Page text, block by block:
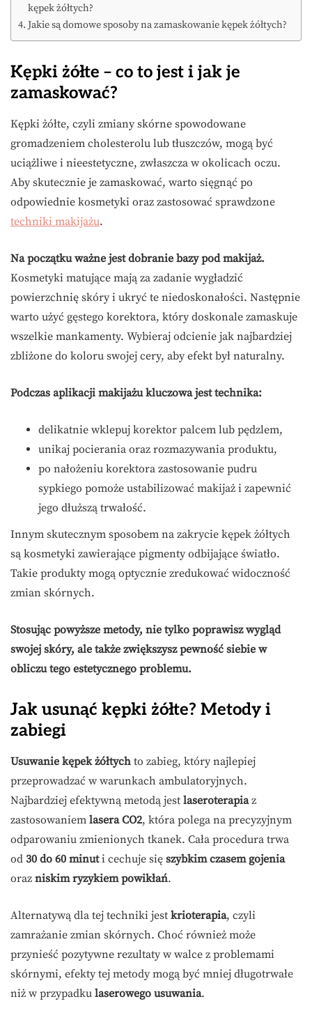
kępek żółtych?
Jakie są domowe sposoby na zamaskowanie kępek żółtych?
Kępki żółte – co to jest i jak je
zamaskować?
Kępki żółte, czyli zmiany skórne spowodowane
gromadzeniem cholesterolu lub tłuszczów, mogą być
uciążliwe i nieestetyczne, zwłaszcza w okolicach oczu.
Aby skutecznie je zamaskować, warto sięgnąć po
odpowiednie kosmetyki oraz zastosować sprawdzone
techniki makijażu.
Na początku ważne jest dobranie bazy pod makijaż.
Kosmetyki matujące mają za zadanie wygładzić
powierzchnię skóry i ukryć te niedoskonałości. Następnie
warto użyć gęstego korektora, który doskonale zamaskuje
wszelkie mankamenty. Wybieraj odcienie jak najbardziej
zbliżone do koloru swojej cery, aby efekt był naturalny.
Podczas aplikacji makijażu kluczowa jest technika:
delikatnie wklepuj korektor palcem lub pędzlem,
unikaj pocierania oraz rozmazywania produktu,
po nałożeniu korektora zastosowanie pudru
sypkiego pomoże ustabilizować makijaż i zapewnić
jego dłuższą trwałość.
Innym skutecznym sposobem na zakrycie kępek żółtych
są kosmetyki zawierające pigmenty odbijające światło.
Takie produkty mogą optycznie zredukować widoczność
zmian skórnych.
Stosując powyższe metody, nie tylko poprawisz wygląd
swojej skóry, ale także zwiększysz pewność siebie w
obliczu tego estetycznego problemu.
Jak usunąć kępki żółte? Metody i
zabiegi
Usuwanie kępek żółtych to zabieg, który najlepiej
przeprowadzać w warunkach ambulatoryjnych.
Najbardziej efektywną metodą jest laseroterapiaz
zastosowaniem lasera CO2, która polega na precyzyjnym
odparowaniu zmienionych tkanek. Cała procedura trwa
od 30 do 60 minuti cechuje się szybkim czasem gojenia
oraz niskim ryzykiem powikłań.
Alternatywą dla tej techniki jest krioterapia, czyli
zamrażanie zmian skórnych. Choć również może
przynieść pozytywne rezultaty w walce z problemami
skórnymi, efekty tej metody mogą być mniej długotrwałe
niż w przypadku laserowego usuwania.